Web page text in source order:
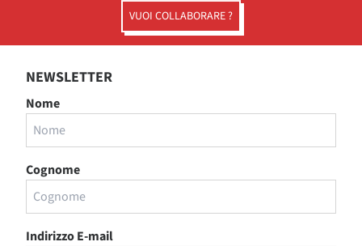
VUOI COLLABORARE ?
NEWSLETTER
Nome
Cognome
Indirizzo E-mail